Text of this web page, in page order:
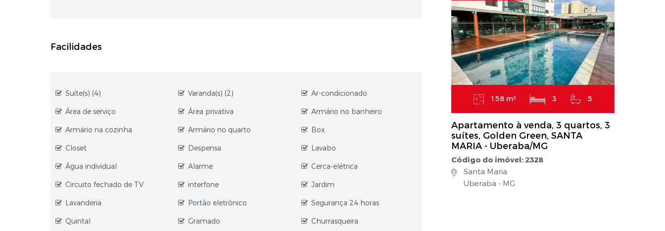
Facilidades
Suíte(s) (4) Varanda(s) (2)
Ar-condicionado
Área de serviço
Área privativa
Armário no banheiro
Armário na cozinha
Armário no quarto
Box
Closet
Despensa
Lavabo
Água individual
Alarme
Cerca-elétrica
Circuito fechado de TV
interfone
Jardim
Lavanderia
Portão eletrônico
Segurança 24 horas
Quintal
Gramado
Churrasqueira
158 m² 3 5
Apartamento à venda, 3 quartos, 3
suítes, Golden Green, SANTA
MARIA - Uberaba/MG
Código do imóvel: 2328
Santa Maria
Uberaba - MG